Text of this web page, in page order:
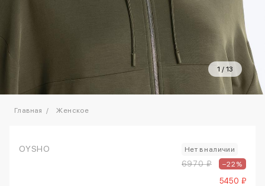
1 / 13
Главная Женское
OYSHO Нет в наличии
6970 ₽ –22%
5450 ₽